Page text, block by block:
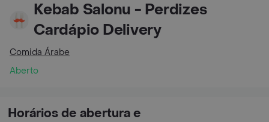
Kebab Salonu - Perdizes
Cardápio Delivery
Comida Árabe
Aberto
Horários de abertura e